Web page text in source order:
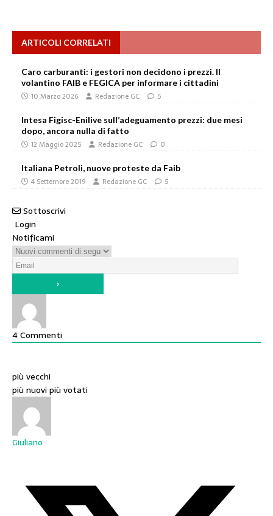
ARTICOLI CORRELATI
Caro carburanti: i gestori non decidono i prezzi. Il
volantino FAIB e FEGICA per informare i cittadini
10 Marzo 2026 Redazione GC 5
Intesa Figisc-Enilive sull’adeguamento prezzi: due mesi
dopo, ancora nulla di fatto
12 Maggio 2025 Redazione GC 0
Italiana Petroli, nuove proteste da Faib
4 Settembre 2019 Redazione GC 5
Sottoscrivi
Login
Notificami
4Commenti
più vecchi
più nuovi più votati
Giuliano